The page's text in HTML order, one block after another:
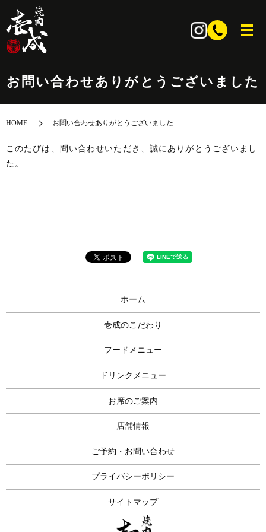
お問い合わせありがとうございました
HOME お問い合わせありがとうございました
このたびは、問い合わせいただき、誠にありがとうございまし
た。
ホーム
壱成のこだわり
フードメニュー
ドリンクメニュー
お席のご案内
店舗情報
ご予約・お問い合わせ
プライバシーポリシー
サイトマップ